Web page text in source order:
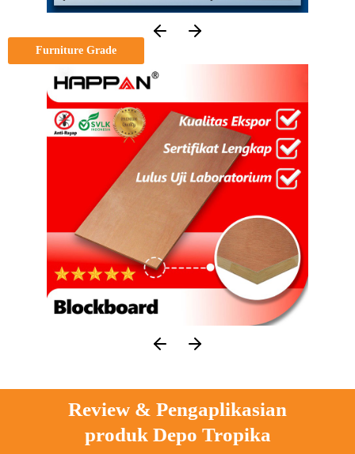
Furniture Grade
Review & Pengaplikasian
produk Depo Tropika